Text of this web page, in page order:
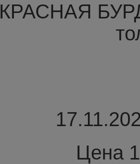
КРАСНАЯ
Цена